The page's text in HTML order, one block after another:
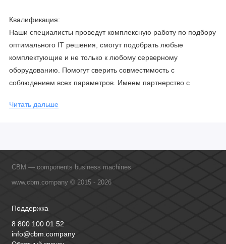
Квалификация:
Наши специалисты проведут комплексную работу по подбору
оптимального IT решения, смогут подобрать любые
комплектующие и не только к любому серверному
оборудованию. Помогут сверить совместимость с
соблюдением всех параметров. Имеем партнерство с
обучение сотрудников, что позволяет исключить ошибки даже
Читать дальше
CBM — components business machines
www.cbm.company © 2015 - 2026
Поддержка
8 800 100 01 52
info@cbm.company